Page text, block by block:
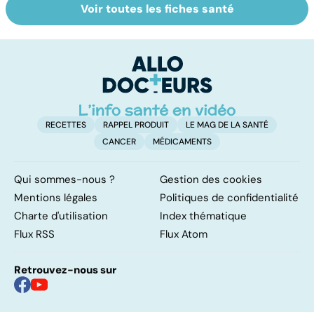
Le magnésium,
un oligo-élément
Intestin irritable :
le régime
solution ?
Voir toutes les fiches santé
RECETTES RAPPEL PRODUIT
LE MAG DE LA SANTÉ
CANCER
MÉDICAMENTS
Qui sommes-nous ?
Gestion des cookies
Mentions légales
Politiques de confidentialité
Charte d'utilisation
Index thématique
Flux RSS
Flux Atom
Retrouvez-nous sur